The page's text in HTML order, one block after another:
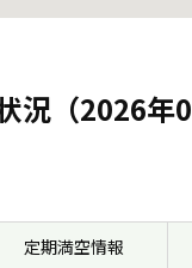
況（2026年
定期満空情報